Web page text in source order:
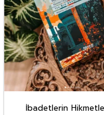
İbadetlerin